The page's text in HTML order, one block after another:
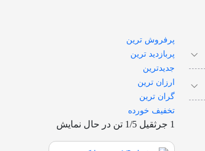
پرفروش ترین
پربازدید ترین
جدیدترین
ارزان ترین
گران ترین
تخفیف خورده
1 جرثقیل 1/5 تن در حال نمایش